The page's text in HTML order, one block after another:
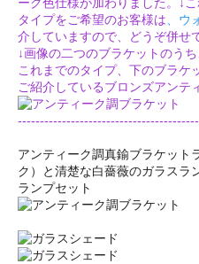
タイプをご希望のお客様は 、
介していますので、どうぞ併せ
↓画像の二つのブラケットのう
これまでのタイプ、下のブラケ
ご紹介しているブロンズアンテ
アンティーク調真鍮ブラケット
ク）と清楚な白薔薇のガラスラ
ランプセット